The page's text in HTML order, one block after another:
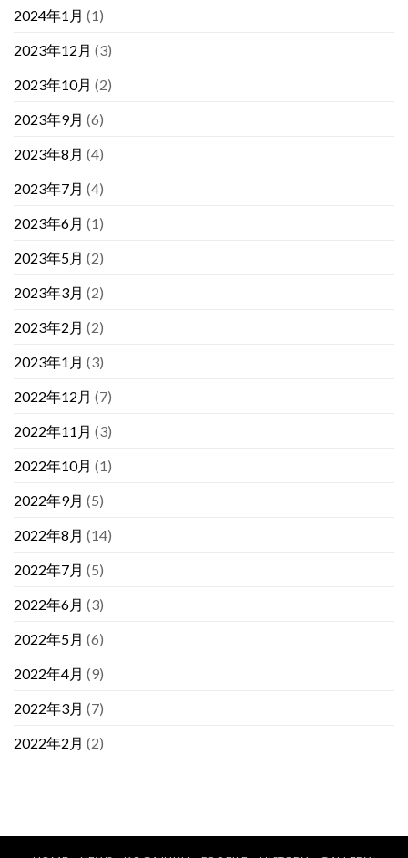
2024年1月 (1)
2023年12月 (3)
2023年10月 (2)
2023年9月 (6)
2023年8月 (4)
2023年7月 (4)
2023年6月 (1)
2023年5月 (2)
2023年3月 (2)
2023年2月 (2)
2023年1月 (3)
2022年12月 (7)
2022年11月 (3)
2022年10月 (1)
2022年9月 (5)
2022年8月 (14)
2022年7月 (5)
2022年6月 (3)
2022年5月 (6)
2022年4月 (9)
2022年3月 (7)
2022年2月 (2)